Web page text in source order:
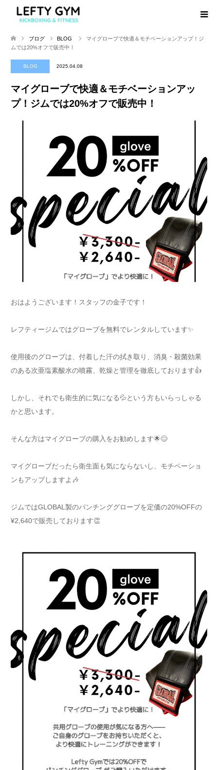
ブログ BLOG
マイグローブで快適＆モチベーションアップ！ジ
ムでは20%オフで販売中！
BLOG 2025.04.08
マイグローブで快適＆モチベーションアッ
プ！ジムでは20%オフで販売中！
おはようございます！スタッフの金子です！
レフティージムではグローブを無料でレンタルしています✨
使用後のグローブは、付着した汗の拭き取り、消臭・殺菌効果
のある次亜塩素酸水の噴霧、乾燥と管理を徹底しております👍
しかし、それでも衛生的に気になる💦という方もいらっしゃる
かと思います。
そんな方はマイグローブの購入をお勧めします🌟😌
マイグローブだったら衛生面も気にならないし、モチベーショ
ンもアップしますよ🎶
ジムではGLOBAL製のパンチンググローブを定価の20%OFFの
¥2,640で販売しております👏